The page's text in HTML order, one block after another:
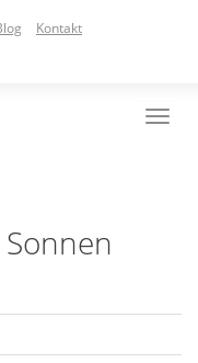
Kontakt